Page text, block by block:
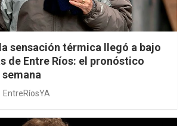
sensación térmica llegó a bajo
de Entre Ríos: el pronóstico
EntreRíosYA